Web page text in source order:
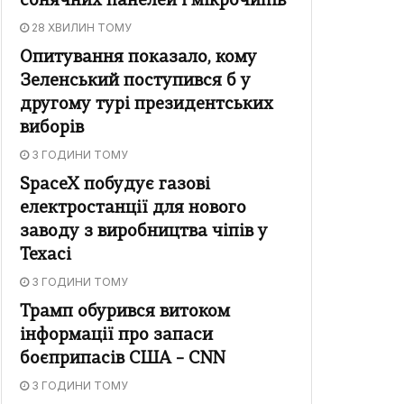
28 ХВИЛИН ТОМУ
Опитування показало, кому
Зеленський поступився б у
другому турі президентських
виборів
3 ГОДИНИ ТОМУ
SpaceX побудує газові
електростанції для нового
заводу з виробництва чіпів у
Техасі
3 ГОДИНИ ТОМУ
Трамп обурився витоком
інформації про запаси
боєприпасів США – CNN
3 ГОДИНИ ТОМУ